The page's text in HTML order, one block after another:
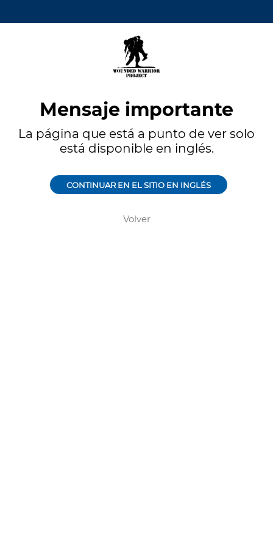
Mensaje importante
La página que está a punto de ver solo
está disponible en inglés.
CONTINUAR EN EL SITIO EN INGLÉS
Volver